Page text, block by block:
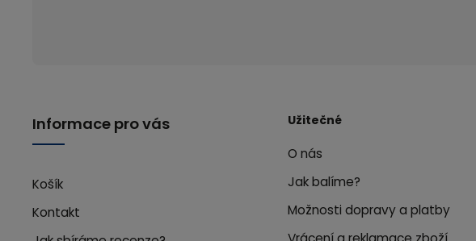
Informace pro vás
Košík
Kontakt
Užitečné
O nás
Jak balíme?
Možnosti dopravy a platby